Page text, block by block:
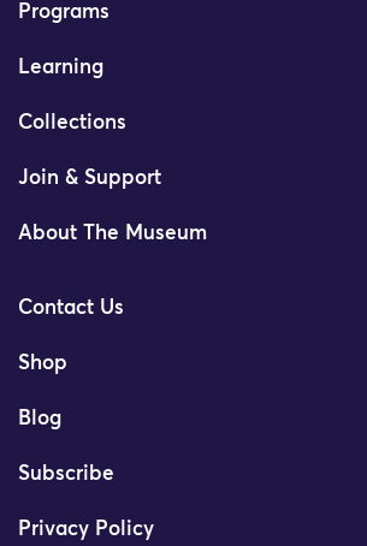
Programs
Learning
Collections
Join & Support
About The Museum
Contact Us
Shop
Blog
Subscribe
Privacy Policy